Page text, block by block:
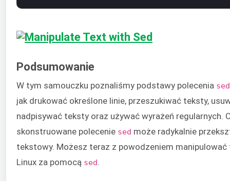
Podsumowanie
W tym samouczku poznaliśmy podstawy polecenia sed
jak drukować określone linie, przeszukiwać teksty,
nadpisywać teksty oraz używać wyrażeń regularnych.
skonstruowane polecenie sed może radykalnie
tekstowy. Możesz teraz z powodzeniem
Linux za pomocą sed